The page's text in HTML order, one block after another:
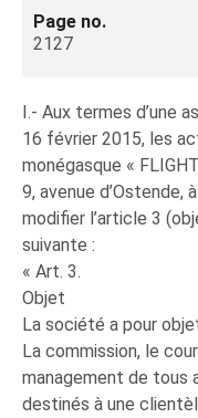
Page no.
2127
I.- Aux termes d’une
16 février 2015, les
monégasque «
9, avenue d’Ostende,
modifier l’article 3
suivante :
« Art. 3.
Objet
La société a pour
La commission, le
management de tous
destinés à une